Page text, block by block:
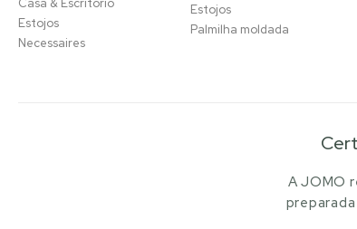
Casa & Escritório
Estojos
Necessaires
Estojos
Palmilha moldada
A JOMO